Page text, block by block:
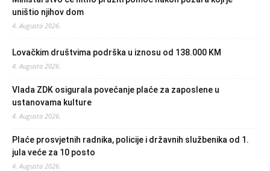
uništio njihov dom
4. Augusta 2026.
Lovačkim društvima podrška u iznosu od 138.000 KM
4. Augusta 2026.
Vlada ZDK osigurala povećanje plaće za zaposlene u
ustanovama kulture
4. Augusta 2026.
Plaće prosvjetnih radnika, policije i državnih službenika od 1.
jula veće za 10 posto
4. Augusta 2026.